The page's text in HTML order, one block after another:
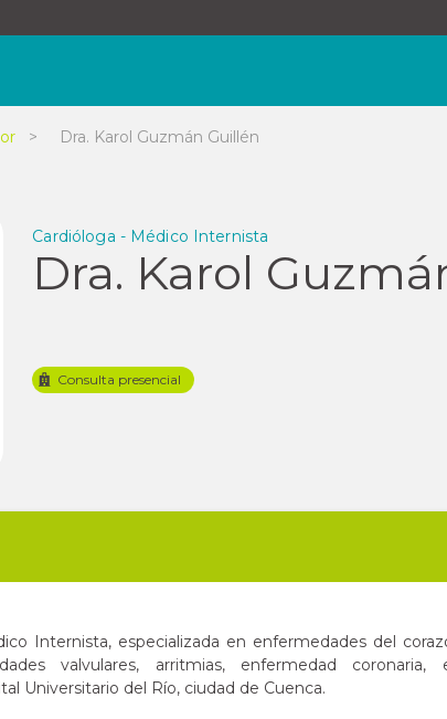
> Dra. Karol Guzmán Guillén
Cardióloga - Médico Internista
Dra. Karol
Consulta presencial
Internista, especializada en enfermedades del
valvulares, arritmias, enfermedad coronaria,
Universitario del Río, ciudad de Cuenca.